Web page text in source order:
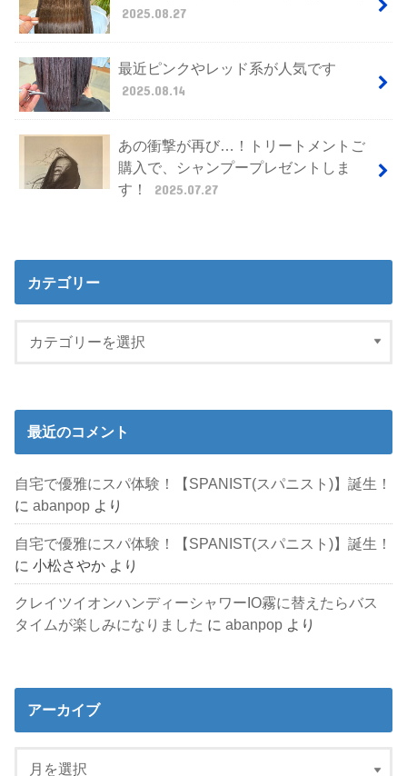
2025.08.27
最近ピンクやレッド系が人気です
2025.08.14
あの衝撃が再び…！トリートメントご
購入で、シャンプープレゼントしま
す！
2025.07.27
カテゴリー
最近のコメント
自宅で優雅にスパ体験！【SPANIST(スパニスト)】誕生！
にabanpop より
自宅で優雅にスパ体験！【SPANIST(スパニスト)】誕生！
に小松さやか より
クレイツイオンハンディーシャワーIO霧に替えたらバス
タイムが楽しみになりました にabanpop より
アーカイブ